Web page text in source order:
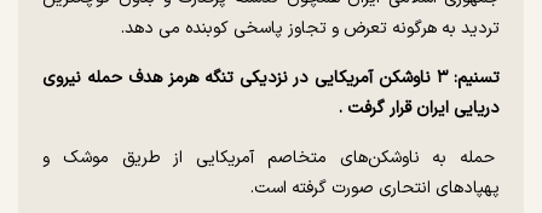
تردید به هرگونه تعرض و تجاوز پاسخی کوبنده می دهد.
تسنیم: ۳ ناوشکن آمریکایی در نزدیکی تنگه هرمز هدف حمله نیروی
دریایی ایران قرار گرفت .
حمله به ناوشکن‌های متخاصم آمریکایی از طریق موشک و
پ‍هپادهای انتحاری صورت گرفته است.